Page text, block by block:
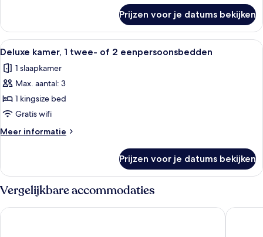
Prijzen voor je datums bekijken
Alle
foto's
voor
Deluxe
kamer,
1
twee-
of
eenpersoonsbedden
laden
Een moderne hotelkamer met een
4
Deluxe kamer, 1 twee- of 2 eenpersoonsbedden
1 slaapkamer
Max. aantal: 3
1 kingsize bed
Gratis wifi
Meer informatie
Meer
kamer,
1
twee-
2
Prijzen voor je datums bekijken
Vergelijkbare accommodaties
The Hive Hotel UNA